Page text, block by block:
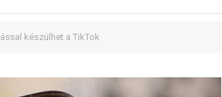
készülhet a TikTok